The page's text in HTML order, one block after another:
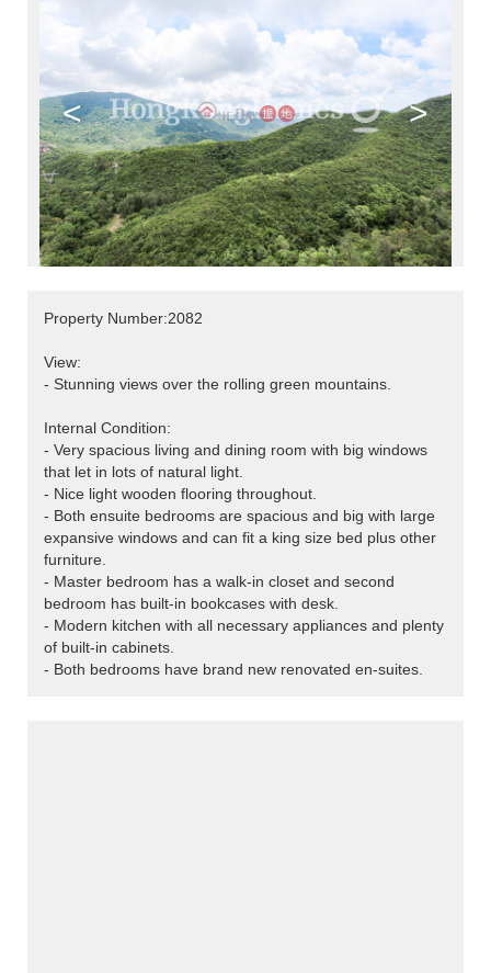
< >
Property Number:2082
View:
- Stunning views over the rolling green mountains.
Internal Condition:
- Very spacious living and dining room with big windows
that let in lots of natural light.
- Nice light wooden flooring throughout.
- Both ensuite bedrooms are spacious and big with large
expansive windows and can fit a king size bed plus other
furniture.
- Master bedroom has a walk-in closet and second
bedroom has built-in bookcases with desk.
- Modern kitchen with all necessary appliances and plenty
of built-in cabinets.
- Both bedrooms have brand new renovated en-suites.